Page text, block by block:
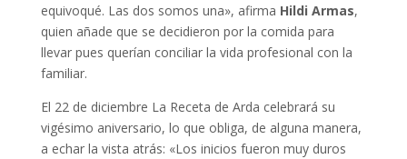
equivoqué. Las dos somos una», afirma Hildi Armas,
quien añade que se decidieron por la comida para
llevar pues querían conciliar la vida profesional con la
familiar.
El 22 de diciembre La Receta de Arda celebrará su
vigésimo aniversario, lo que obliga, de alguna manera,
a echar la vista atrás: «Los inicios fueron muy duros